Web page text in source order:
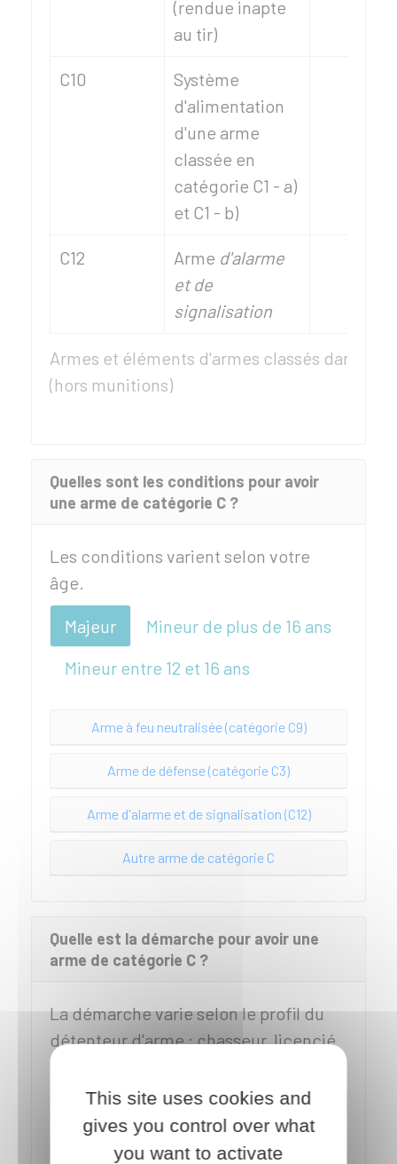
Armes et éléments d'armes classés dans la
(hors munitions)
(rendue inapte
au tir)
C10
Système
d'alimentation
d'une arme
classée en
catégorie C1 - a)
et C1 - b)
C12 Arme d'alarme
et de
signalisation
Quelles sont les conditions pour avoir
une arme de catégorie C ?
Les conditions varient selon votre
âge.
Majeur
Mineur de plus de 16 ans
Mineur entre 12 et 16 ans
Arme à feu neutralisée (catégorie C9)
Arme de défense (catégorie C3)
Arme d'alarme et de signalisation (C12)
Autre arme de catégorie C
Quelle est la démarche pour avoir une
arme de catégorie C ?
La démarche varie selon le profil du
détenteur d'arme : chasseur, licencié
Vous êtes chasseur
Vous êtes licencié tireur sportif
This site uses cookies and
gives you control over what
you want to activate